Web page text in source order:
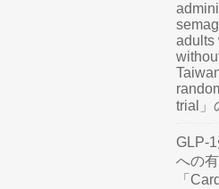
adults
trial」
GLP-
への
「